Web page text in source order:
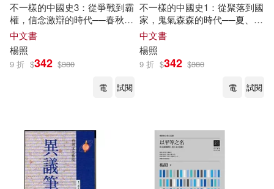
楊照(230) 胡洪俠(6)
楊照金（主編）(4)
楊照、馬家輝、胡洪俠(3)
楊照光(3)
展開
出版社 (可複選)
遠流(72)
不一樣的中國史3：從爭戰到霸
權，信念激辯的時代──春秋戰
國、秦(作者親簽版)
中文書
楊照
9 折 $342 $380
電
試閱
不一樣的中國史1：從聚落到國
家，鬼氣森森的時代──夏、商
(獨家作者親簽版)
中文書
楊照
9 折 $342 $380
電
試閱